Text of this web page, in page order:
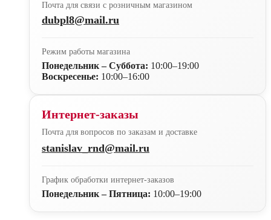
Почта для связи с розничным магазином
dubpl8@mail.ru
Режим работы магазина
Понедельник – Суббота: 10:00–19:00
Воскресенье: 10:00–16:00
Интернет-заказы
Почта для вопросов по заказам и доставке
stanislav_rnd@mail.ru
График обработки интернет-заказов
Понедельник – Пятница: 10:00–19:00